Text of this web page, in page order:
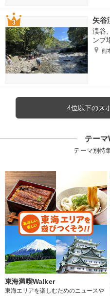
矢谷
渓谷
ンプ
熊
4位以下のス
テー
テーマ別特
東海満喫Walker
東海エリアを楽しむためのニュースや